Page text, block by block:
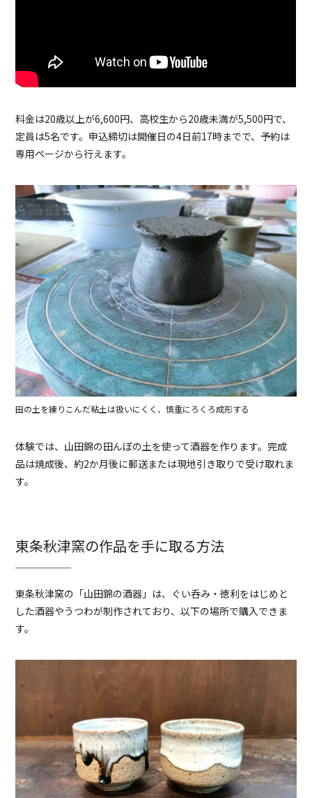
料金は20歳以上が6,600円、高校生から20歳未満が5,500円で、
定員は5名です。申込締切は開催日の4日前17時までで、予約は
専用ページから行えます。
田の土を練りこんだ粘土は扱いにくく、慎重にろくろ成形する
体験では、山田錦の田んぼの土を使って酒器を作ります。完成
品は焼成後、約2か月後に郵送または現地引き取りで受け取れま
す。
東条秋津窯の作品を手に取る方法
東条秋津窯の「山田錦の酒器」は、ぐい呑み・徳利をはじめと
した酒器やうつわが制作されており、以下の場所で購入できま
す。